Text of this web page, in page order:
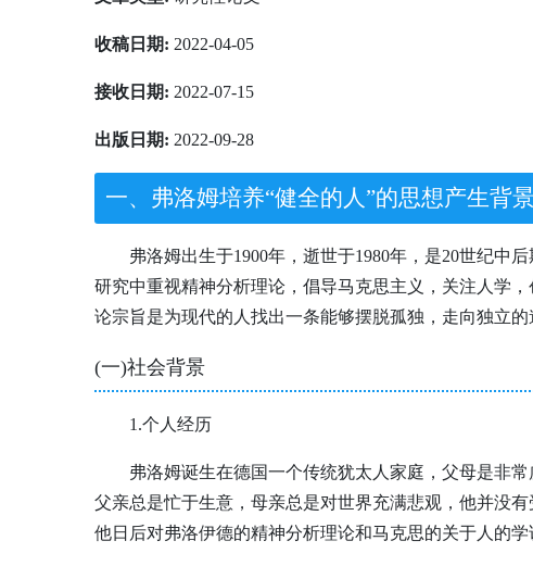
收稿日期: 2022-04-05
接收日期: 2022-07-15
出版日期: 2022-09-28
一、弗洛姆培养“健全的人”的思想产生背景
弗洛姆出生于1900年，逝世于1980年，是20世纪中
研究中重视精神分析理论，倡导马克思主义，关注人学
论宗旨是为现代的人找出一条能够摆脱孤独，走向独立
(一)社会背景
1.个人经历
弗洛姆诞生在德国一个传统犹太人家庭，父母是非
父亲总是忙于生意，母亲总是对世界充满悲观，他并没
他日后对弗洛伊德的精神分析理论和马克思的关于人的